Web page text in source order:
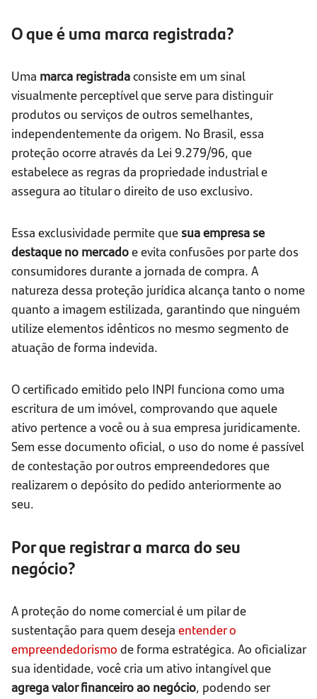
O que é uma marca registrada?
Uma marca registradaconsiste em um sinal
visualmente perceptível que serve para distinguir
produtos ou serviços de outros semelhantes,
independentemente da origem. No Brasil, essa
proteção ocorre através da Lei 9.279/96, que
estabelece as regras da propriedade industrial e
assegura ao titular o direito de uso exclusivo.
Essa exclusividade permite que sua empresa se
destaque no mercadoe evita confusões por parte dos
consumidores durante a jornada de compra. A
natureza dessa proteção jurídica alcança tanto o nome
quanto a imagem estilizada, garantindo que ninguém
utilize elementos idênticos no mesmo segmento de
atuação de forma indevida.
O certificado emitido pelo INPI funciona como uma
escritura de um imóvel, comprovando que aquele
ativo pertence a você ou à sua empresa juridicamente.
Sem esse documento oficial, o uso do nome é passível
de contestação por outros empreendedores que
realizarem o depósito do pedido anteriormente ao
seu.
Por que registrar a marca do seu
negócio?
A proteção do nome comercial é um pilar de
sustentação para quem deseja entender o
empreendedorismo de forma estratégica. Ao oficializar
sua identidade, você cria um ativo intangível que
agrega valor financeiro ao negócio, podendo ser